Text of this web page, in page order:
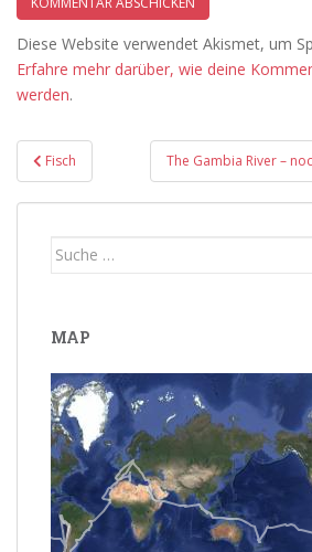
Diese Website verwendet Akismet, um
Erfahre mehr darüber, wie deine
werden.
Beitragsnavigation
Fisch The Gambia River –
Suche
MAP